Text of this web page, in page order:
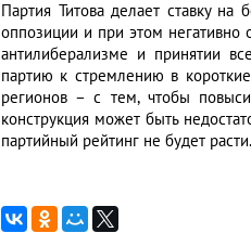
Партия Титова делает ставку на
оппозиции и при этом негативно
антилиберализме и принятии
партию к стремлению в
регионов – с тем, чтобы
конструкция может быть
партийный рейтинг не будет расти.